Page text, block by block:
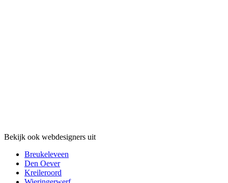
Bekijk ook webdesigners uit
Breukeleveen
Den Oever
Kreileroord